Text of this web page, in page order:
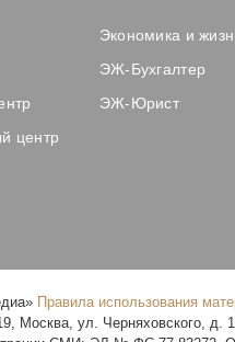
центр
Экономика и
ЭЖ-Бухгалтер
ЭЖ-Юрист
Правила использования
, Москва, ул. Черняховского, д.